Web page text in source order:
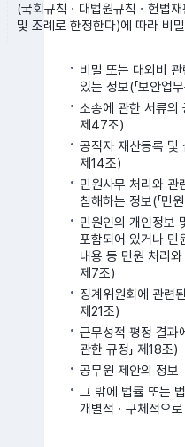
(국회규칙ㆍ대법원규칙ㆍ헌법
및 조례로 한정한다)에 따라 비
비밀 또는 대외비
있는 정보(「보안업
소송에 관한 서류의
제47조)
공직자 재산등록 및
제14조)
민원사무 처리와 관
침해하는 정보(「민
민원인의 개인정보
포함되어 있거나 민
내용 등 민원 처리와
제7조)
징계위원회에 관련
제21조)
근무성적 평정 결과
관한 규정」 제18조)
공무원 제안의 정보
그 밖에 법률 또는
개별적ㆍ구체적으